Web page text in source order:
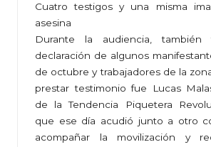
Cuatro testigos y una misma
asesina
Durante la audiencia,
declaración de algunos
de octubre y trabajadores de la
prestar testimonio fue Lucas
de la Tendencia Piquetera
que ese día acudió junto a otro
acompañar la movilización y